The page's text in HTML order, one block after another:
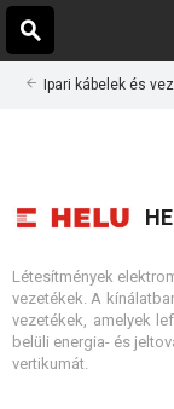
Ipari kábelek és
Létesítmények
vezetékek. A
vezetékek, amelyek
belüli energia- és
vertikumát.